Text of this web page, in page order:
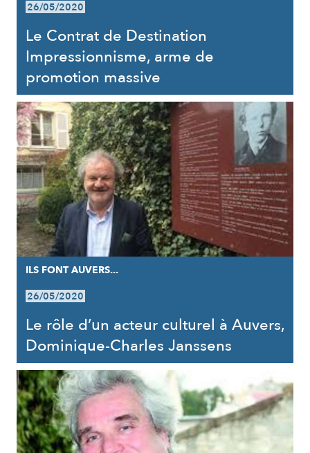
26/05/2020
Le Contrat de Destination
Impressionnisme, arme de
promotion massive
ILS FONT AUVERS...
26/05/2020
Le rôle d’un acteur culturel à Auvers,
Dominique-Charles Janssens